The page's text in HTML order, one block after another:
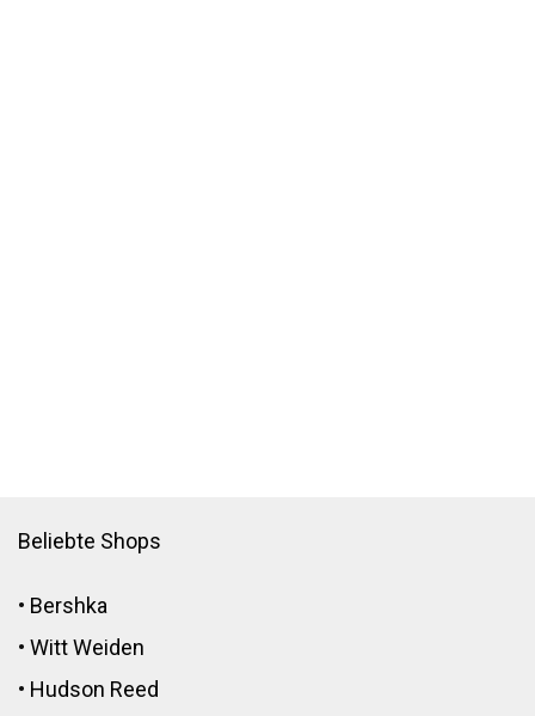
Beliebte Shops
• Bershka
• Witt Weiden
• Hudson Reed